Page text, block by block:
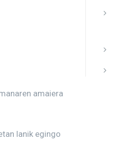
amaiera
lanik egingo